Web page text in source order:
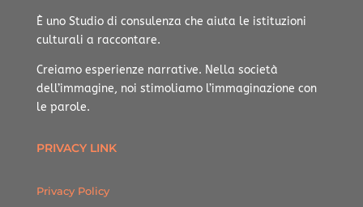
È uno Studio di consulenza che aiuta le istituzioni
culturali a raccontare.
Creiamo esperienze narrative. Nella società
dell’immagine, noi stimoliamo l’immaginazione con
le parole.
PRIVACY LINK
Privacy Policy